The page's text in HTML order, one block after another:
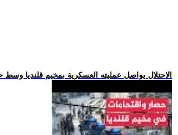
.. الاحتلال يواصل عمليته العسكرية بمخيم قلنديا وسط